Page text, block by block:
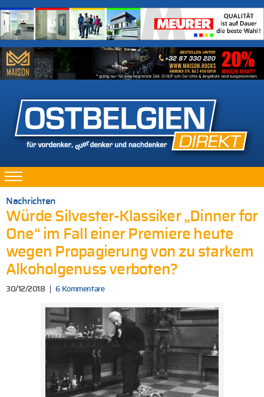
Nachrichten
Würde Silvester-Klassiker „Dinner for
One“ im Fall einer Premiere heute
wegen Propagierung von zu starkem
Alkoholgenuss verboten?
30/12/2018 6 Kommentare